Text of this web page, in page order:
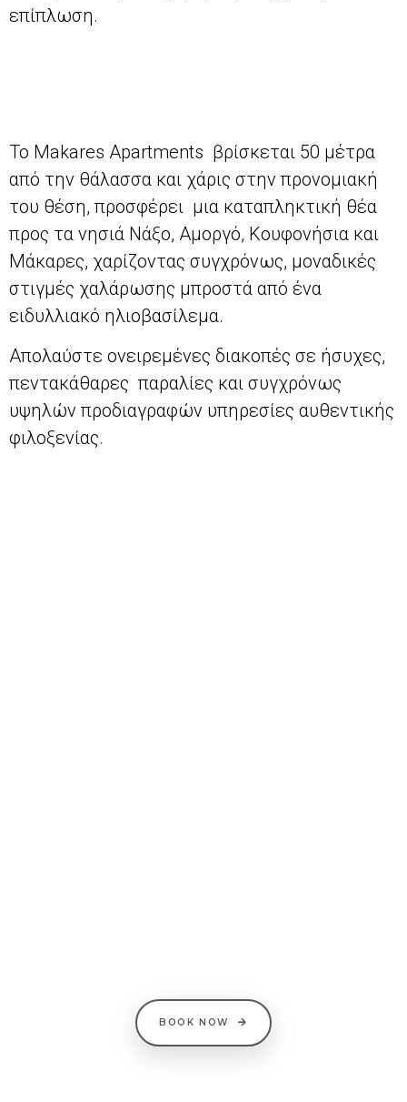
επίπλωση.
Το Makares Apartments βρίσκεται 50 μέτρα
από την θάλασσα και χάρις στην προνομιακή
του θέση, προσφέρει μια καταπληκτική θέα
προς τα νησιά Νάξο, Αμοργό, Κουφονήσια και
Μάκαρες, χαρίζοντας συγχρόνως, μοναδικές
στιγμές χαλάρωσης μπροστά από ένα
ειδυλλιακό ηλιοβασίλεμα.
Απολαύστε ονειρεμένες διακοπές σε ήσυχες,
πεντακάθαρες παραλίες και συγχρόνως
υψηλών προδιαγραφών υπηρεσίες αυθεντικής
φιλοξενίας.
BOOK NOW